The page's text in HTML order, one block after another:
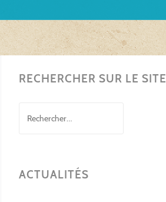
RECHERCHER SUR LE SITE
ACTUALITÉS